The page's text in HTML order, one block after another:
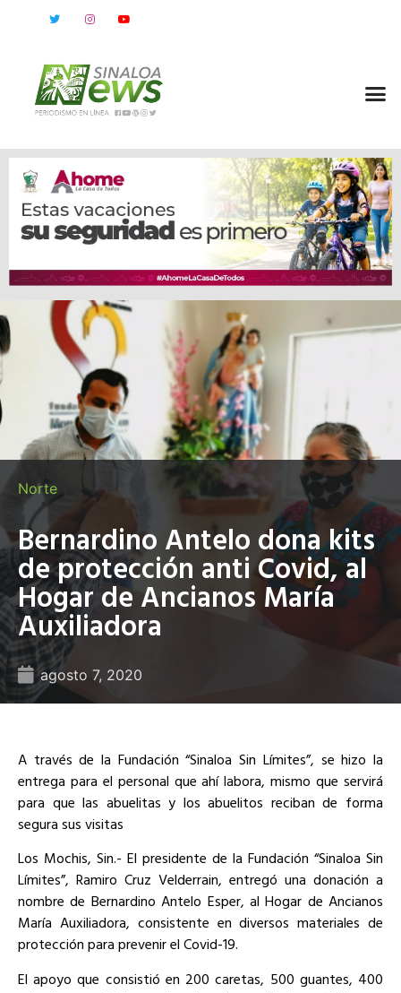
Norte
Bernardino Antelo dona kits
de protección anti Covid, al
Hogar de Ancianos María
Auxiliadora
agosto 7, 2020
A través de la Fundación “Sinaloa Sin Límites”, se hizo la
entrega para el personal que ahí labora, mismo que servirá
para que las abuelitas y los abuelitos reciban de forma
segura sus visitas
Los Mochis, Sin.- El presidente de la Fundación “Sinaloa Sin
Límites”, Ramiro Cruz Velderrain, entregó una donación a
nombre de Bernardino Antelo Esper, al Hogar de Ancianos
María Auxiliadora, consistente en diversos materiales de
protección para prevenir el Covid-19.
El apoyo que consistió en 200 caretas, 500 guantes, 400